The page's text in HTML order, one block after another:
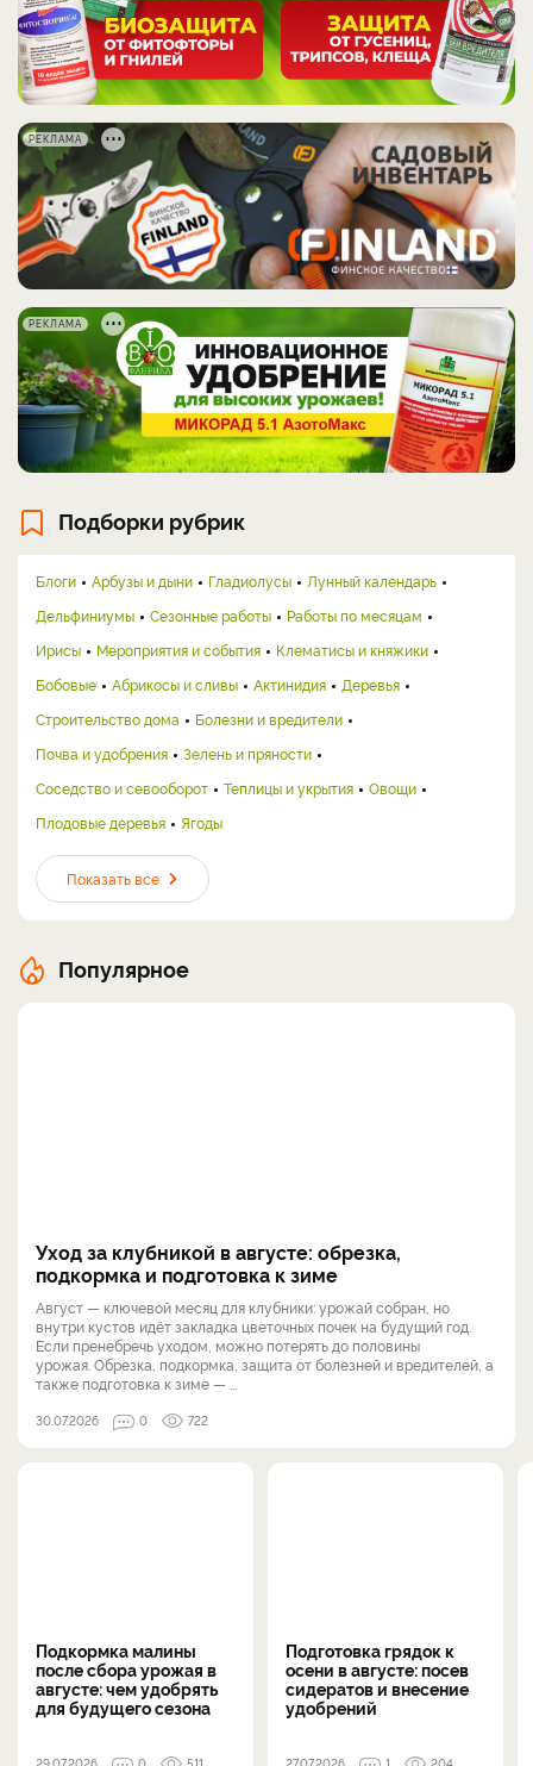
РЕКЛАМА
РЕКЛАМА
Подборки рубрик
Блоги Арбузы и дыни Гладиолусы
Лунный календарь
Дельфиниумы
Сезонные работы
Работы по месяцам
Ирисы
Мероприятия и события
Клематисы и княжики
Бобовые
Абрикосы и сливы Актинидия
Деревья
Строительство дома
Болезни и вредители
Почва и удобрения
Зелень и пряности
Соседство и севооборот
Теплицы и укрытия
Овощи
Плодовые деревья
Ягоды
Показать все
Популярное
Уход за клубникой в августе: обрезка,
подкормка и подготовка к зиме
Август — ключевой месяц для клубники: урожай собран, но
внутри кустов идёт закладка цветочных почек на будущий год.
Если пренебречь уходом, можно потерять до половины
урожая. Обрезка, подкормка, защита от болезней и вредителей, а
также подготовка к зиме — ...
30.07.2026 0 722
Подкормка малины
после сбора урожая в
августе: чем удобрять
для будущего сезона
29.07.2026 0 511
Подготовка грядок к
осени в августе: посев
сидератов и внесение
удобрений
27.07.2026 1 204